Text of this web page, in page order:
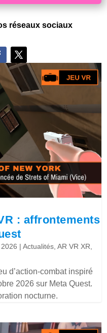
réseaux sociaux
: affrontements
|Actualités,AR VR XR,
d’action-combat inspiré
2026 sur Meta Quest.
nocturne.